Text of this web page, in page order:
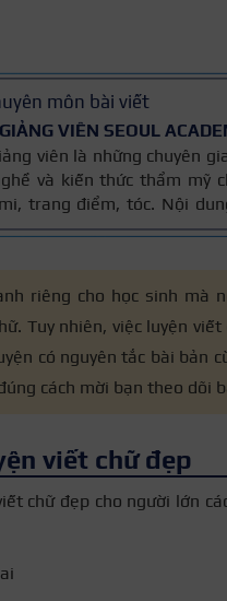
môn bài viết
VIÊN SEOUL
viên là những chuyên
và kiến thức thẩm mỹ
trang điểm, tóc. Nội
đào tạo và kinh
riêng cho học sinh mà
Tuy nhiên, việc luyện
có nguyên tắc bài bản
cách mời bạn theo dõi
viết chữ đẹp
chữ đẹp cho người lớn